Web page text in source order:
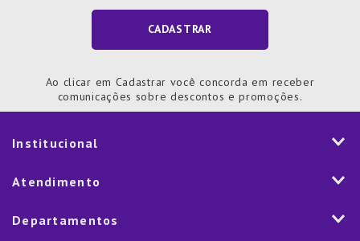
CADASTRAR
Ao clicar em Cadastrar você concorda em receber
comunicações sobre descontos e promoções.
Institucional
História
Nossas Lojas
Atendimento
Departamentos